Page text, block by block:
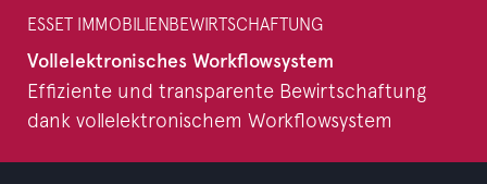
ESSET IMMOBILIENBEWIRTSCHAFTUNG
Vollelektronisches Workflowsystem
Effiziente und transparente Bewirtschaftung
dank vollelektronischem Workflowsystem